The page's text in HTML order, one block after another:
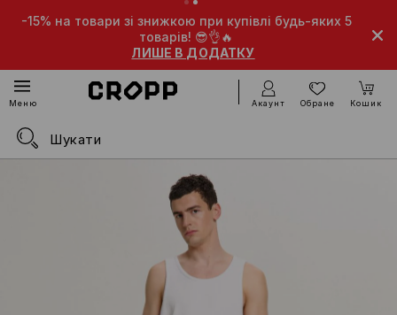
-15% на товари зі знижкою при купівлі будь-яких 5
товарів! 😎👌🔥
ЛИШЕ В ДОДАТКУ
Меню Акаунт Обране Кошик